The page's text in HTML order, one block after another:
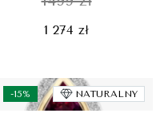
1 274 zł
-15% NATURALNY